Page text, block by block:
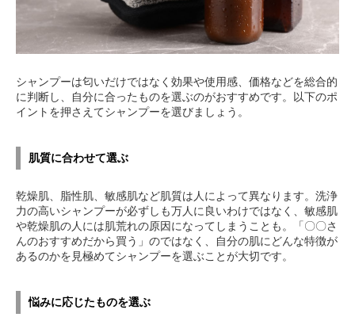
シャンプーは匂いだけではなく効果や使用感、価格などを総合的
に判断し、自分に合ったものを選ぶのがおすすめです。以下のポ
イントを押さえてシャンプーを選びましょう。
肌質に合わせて選ぶ
乾燥肌、脂性肌、敏感肌など肌質は人によって異なります。洗浄
力の高いシャンプーが必ずしも万人に良いわけではなく、敏感肌
や乾燥肌の人には肌荒れの原因になってしまうことも。「〇〇さ
んのおすすめだから買う」のではなく、自分の肌にどんな特徴が
あるのかを見極めてシャンプーを選ぶことが大切です。
悩みに応じたものを選ぶ